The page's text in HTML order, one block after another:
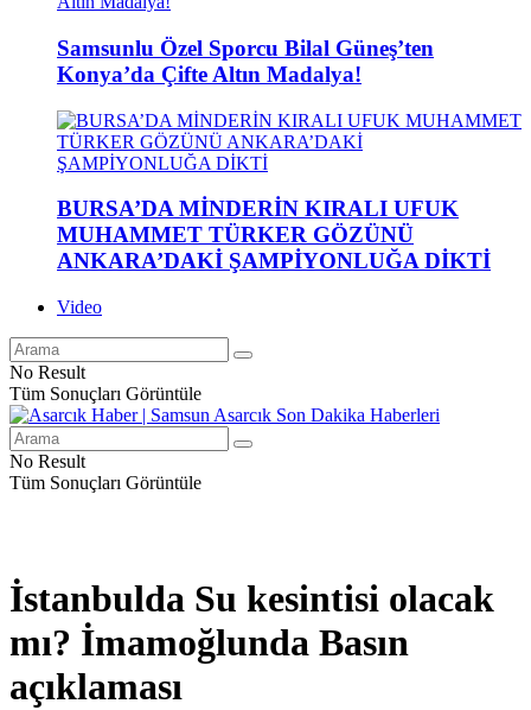
Samsunlu Özel Sporcu Bilal Güneş’ten
Konya’da Çifte Altın Madalya!
BURSA’DA MİNDERİN KIRALI UFUK
MUHAMMET TÜRKER GÖZÜNÜ
ANKARA’DAKİ ŞAMPİYONLUĞA DİKTİ
Video
No Result
Tüm Sonuçları Görüntüle
No Result
Tüm Sonuçları Görüntüle
İstanbulda Su kesintisi olacak
mı? İmamoğlunda Basın
açıklaması